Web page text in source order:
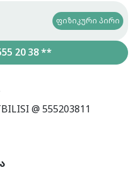
ფიზიკური პირი
20 38 **
@ 555203811